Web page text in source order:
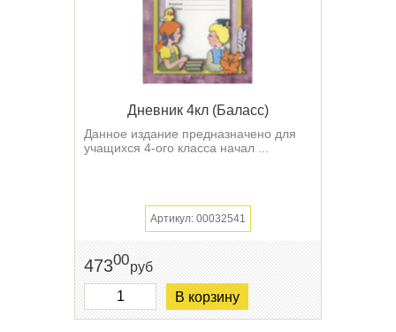
Дневник 4кл (Баласс)
Данное издание предназначено для
учащихся 4-ого класса начал ...
Артикул: 00032541
47300руб
В корзину